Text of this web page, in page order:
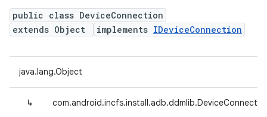
public class DeviceConnection
extends Object
implements IDeviceConnection
java.lang.Object
↳